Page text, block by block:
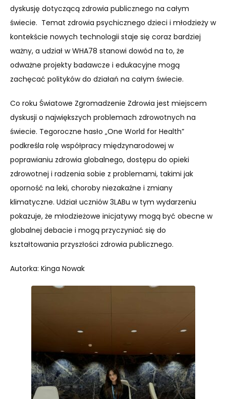
dyskusję dotyczącą zdrowia publicznego na całym
świecie. Temat zdrowia psychicznego dzieci i młodzieży w
kontekście nowych technologii staje się coraz bardziej
ważny, a udział w WHA78 stanowi dowód na to, że
odważne projekty badawcze i edukacyjne mogą
zachęcać polityków do działań na całym świecie.
Co roku Światowe Zgromadzenie Zdrowia jest miejscem
dyskusji o największych problemach zdrowotnych na
świecie. Tegoroczne hasło „One World for Health”
podkreśla rolę współpracy międzynarodowej w
poprawianiu zdrowia globalnego, dostępu do opieki
zdrowotnej i radzenia sobie z problemami, takimi jak
oporność na leki, choroby niezakaźne i zmiany
klimatyczne. Udział uczniów 3LABu w tym wydarzeniu
pokazuje, że młodzieżowe inicjatywy mogą być obecne w
globalnej debacie i mogą przyczyniać się do
kształtowania przyszłości zdrowia publicznego.
Autorka: Kinga Nowak